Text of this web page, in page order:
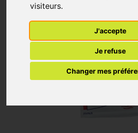
visiteurs.
J'accepte
Je refuse
Changer mes